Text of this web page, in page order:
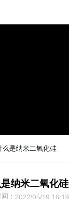
么是纳米二氧化硅
纳米二氧化硅
： 2022/05/19 16:19